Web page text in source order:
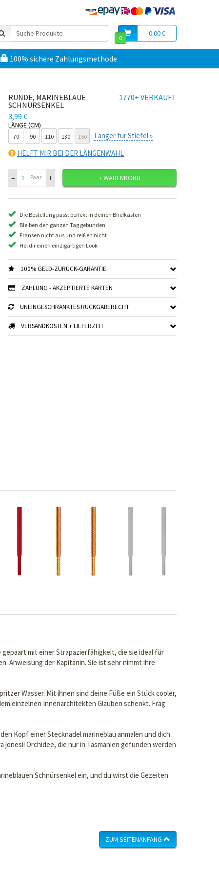
0.00 €
0
100% sichere Zahlungsmethode
1770+ VERKAUFT
RUNDE, MARINEBLAUE
SCHNÜRSENKEL
3,99 €
LÄNGE (CM)
70 90 110 130 150
Länger für Stiefel »
HELFT MIR BEI DER LÄNGENWAHL
– Paar + + WARENKORB
Die Bestellung passt perfekt in deinen Briefkasten
Bleiben den ganzen Tag gebunden
Fransen nicht aus und reißen nicht
Hol dir einen einzigartigen Look
100% GELD-ZURÜCK-GARANTIE
ZAHLUNG - AKZEPTIERTE KARTEN
UNEINGESCHRÄNKTES RÜCKGABERECHT
VERSANDKOSTEN + LIEFERZEIT
mit einer Strapazierfähigkeit, die sie ideal für
Anweisung der Kapitänin. Sie ist sehr nimmt ihre
Wasser. Mit ihnen sind deine Füße ein Stück cooler,
einzelnen Innenarchitekten Glauben schenkt. Frag
Kopf einer Stecknadel marineblau anmalen und dich
Orchidee, die nur in Tasmanien gefunden werden
Schnürsenkel ein, und du wirst die Gezeiten
ZUM SEITENANFANG